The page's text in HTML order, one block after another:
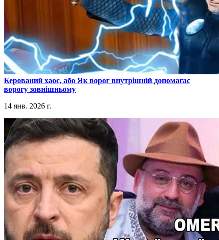
​Керований хаос, або Як ворог внутрішній допомагає
ворогу зовнішньому
14 янв. 2026 г.